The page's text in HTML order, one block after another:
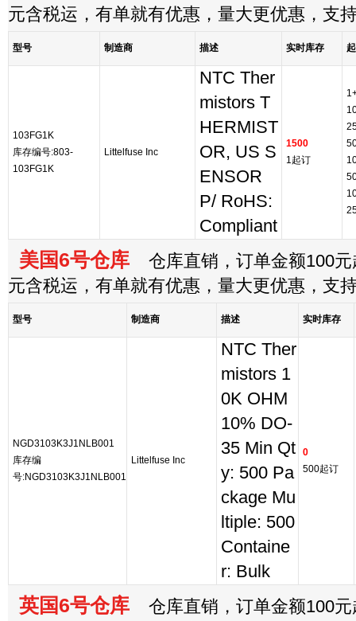
元含税运，有单就有优惠，量大更优惠，支
型号 制造商 描述 实时库存
103FG1K
库存编号:803-
103FG1K
Littelfuse Inc
NTC Ther
mistors T
HERMIST
OR, US S
ENSOR
P/ RoHS:
Compliant
1500
1起订
美国6号仓库 仓库直销，订单金额100元
元含税运，有单就有优惠，量大更优惠，支
型号 制造商 描述 实时库存
NGD3103K3J1NLB001
库存编
号:NGD3103K3J1NLB001
Littelfuse Inc
NTC Ther
mistors 1
0K OHM
10% DO-
35 Min Qt
y: 500 Pa
ckage Mu
ltiple: 500
Containe
r: Bulk
0
500起订
英国6号仓库 仓库直销，订单金额100元